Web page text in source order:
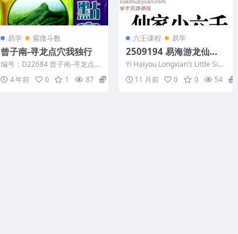
易学 紫微斗数
曾子南-寻龙点穴我独行
编号：D22684 曾子南-寻龙点
4 年前 0 1 87
六壬课程 易学
2509194 易海游龙仙家
小六壬.pdf 445页Y
Yi Haiyou Longxian’s Little Six
11 月前 0 0 54